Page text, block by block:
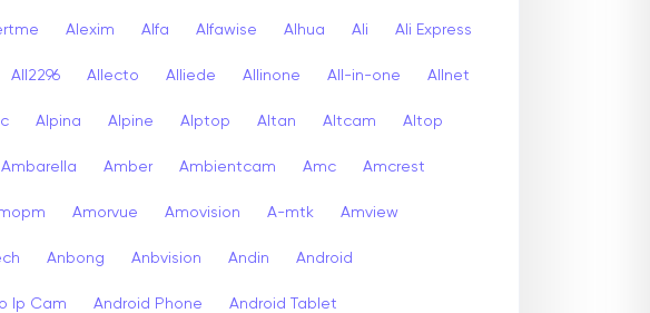
Alexim Alfa Alfawise Alhua Ali Ali Express
All2296 Allecto Alliede Allinone All-in-one Allnet
Alpina Alpine Alptop Altan Altcam Altop
Ambarella Amber Ambientcam Amc Amcrest
Amorvue Amovision A-mtk Amview
Anbong Anbvision Andin Android
Ip Cam Android Phone Android Tablet